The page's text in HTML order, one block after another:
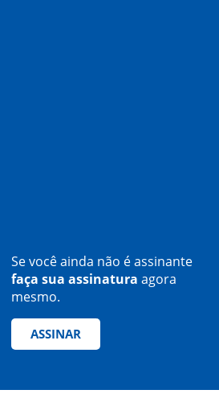
Se você ainda não é assinante
faça sua assinatura agora
mesmo.
ASSINAR